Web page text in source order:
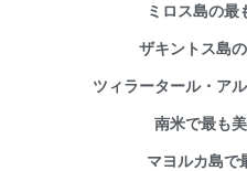
ミロス島の最
ザキントス島
ツィラータール・ア
南米で最も
マヨルカ島で